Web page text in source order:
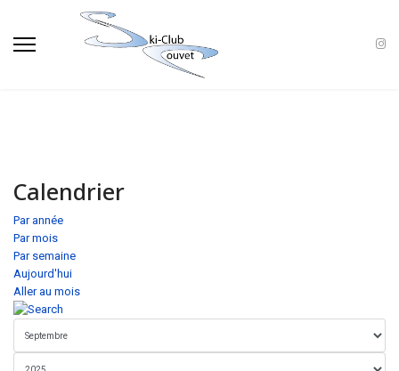
Calendrier
Par année
Par mois
Par semaine
Aujourd'hui
Aller au mois